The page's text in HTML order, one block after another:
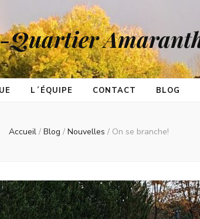
Quartier
L´ÉQUIPE CONTACT BLOG
Accueil / Blog / Nouvelles / On se branche!